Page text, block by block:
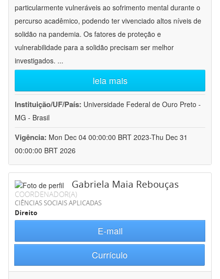
particularmente vulneráveis ao sofrimento mental durante o
percurso acadêmico, podendo ter vivenciado altos níveis de
solidão na pandemia. Os fatores de proteção e
vulnerabilidade para a solidão precisam ser melhor
investigados. ...
leia mais
Instituição/UF/País: Universidade Federal de Ouro Preto -
MG - Brasil
Vigência: Mon Dec 04 00:00:00 BRT 2023-Thu Dec 31
00:00:00 BRT 2026
Gabriela Maia Rebouças
COORDENADOR(A)
CIÊNCIAS SOCIAIS APLICADAS
Direito
E-mail
Currículo